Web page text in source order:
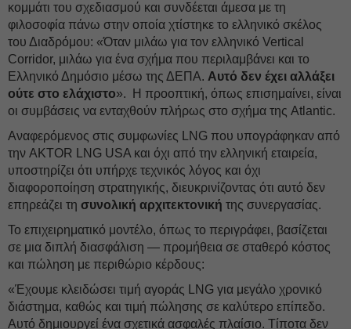
κομμάτι του σχεδιασμού και συνδέεται άμεσα με τη
φιλοσοφία πάνω στην οποία χτίστηκε το ελληνικό σκέλος
του Διαδρόμου: «Όταν μιλάω για τον ελληνικό Vertical
Corridor, μιλάω για ένα σχήμα που περιλαμβάνει και το
Ελληνικό Δημόσιο μέσω της ΔΕΠΑ. Αυτό δεν έχει αλλάξει
ούτε στο ελάχιστο». Η προοπτική, όπως επισημαίνει, είναι
οι συμβάσεις να ενταχθούν πλήρως στο σχήμα της Atlantic.
Αναφερόμενος στις συμφωνίες LNG που υπογράφηκαν από
την AKTOR LNG USA και όχι από την ελληνική εταιρεία,
υποστηρίζει ότι υπήρχε τεχνικός λόγος και όχι
διαφοροποίηση στρατηγικής, διευκρινίζοντας ότι αυτό δεν
επηρεάζει τη συνολική αρχιτεκτονική της συνεργασίας.
Το επιχειρηματικό μοντέλο, όπως το περιγράφει, βασίζεται
σε μια διπλή διασφάλιση — προμήθεια σε σταθερό κόστος
και πώληση με περιθώριο κέρδους:
«Έχουμε κλειδώσει τιμή αγοράς LNG για μεγάλο χρονικό
διάστημα, καθώς και τιμή πώλησης σε καλύτερο επίπεδο.
Αυτό δημιουργεί ένα σχετικά ασφαλές πλαίσιο. Τίποτα δεν